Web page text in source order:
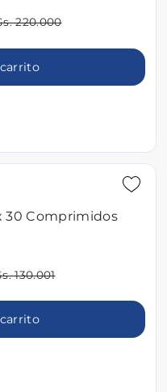
220.000
30 Comprimidos
130.001